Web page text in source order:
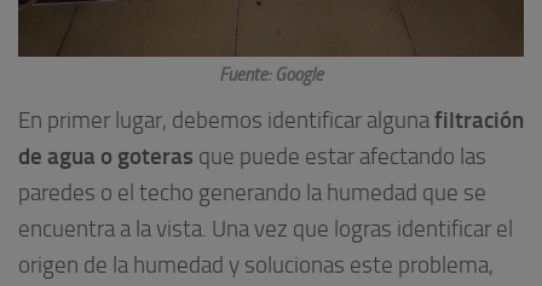
Fuente: Google
En primer lugar, debemos identificar algunafiltración
de agua o goteras que puede estar afectando las
paredes o el techo generando la humedad que se
encuentra a la vista. Una vez que logras identificar el
origen de la humedad y solucionas este problema,